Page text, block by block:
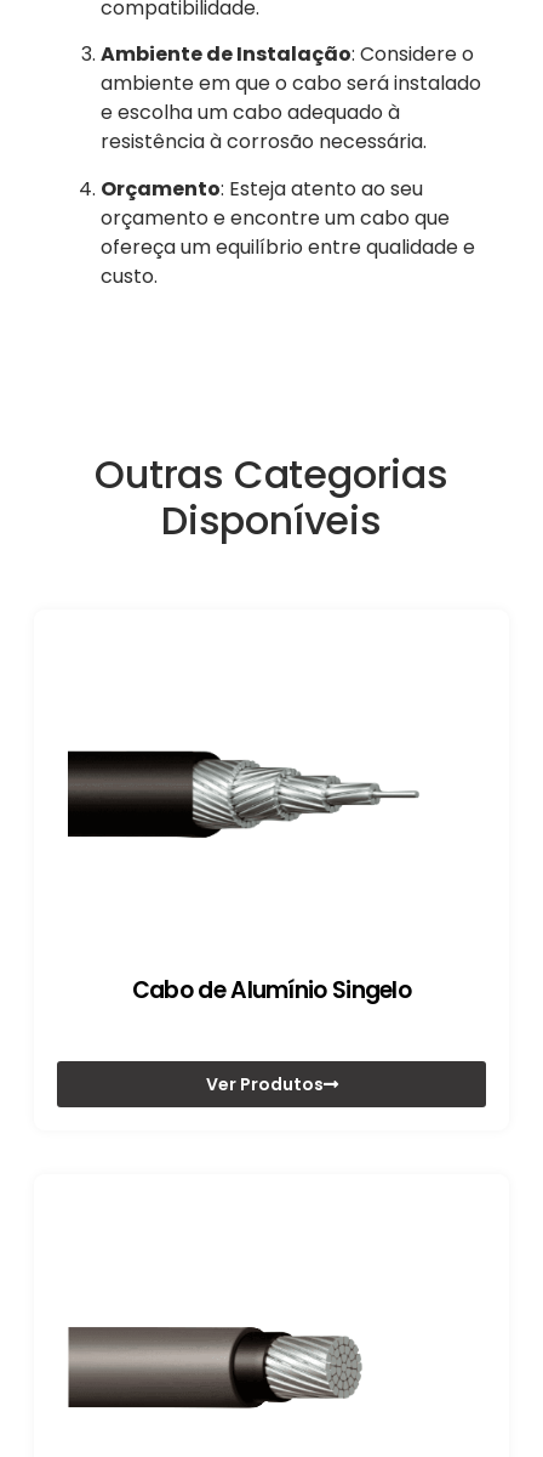
compatibilidade.
Ambiente de Instalação: Considere o
ambiente em que o cabo será instalado
e escolha um cabo adequado à
resistência à corrosão necessária.
Orçamento: Esteja atento ao seu
orçamento e encontre um cabo que
ofereça um equilíbrio entre qualidade e
custo.
Outras Categorias
Disponíveis
Cabo de Alumínio Singelo
Ver Produtos